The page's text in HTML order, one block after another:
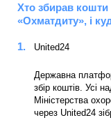
Хто збирав кошти
«Охматдиту», і
United24
Державна
збір коштів. Усі
Міністерства
через United24